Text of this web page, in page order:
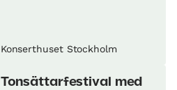
Konserthuset Stockholm
Tonsättarfestival med